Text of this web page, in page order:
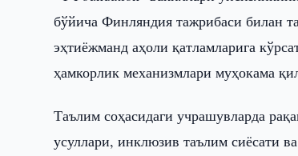
бўйича Финляндия тажрибаси билан
эҳтиёжманд аҳоли қатламларига
ҳамкорлик механизмлари муҳокама
Таълим соҳасидаги учрашувларда
усуллари, инклюзив таълим сиёсати